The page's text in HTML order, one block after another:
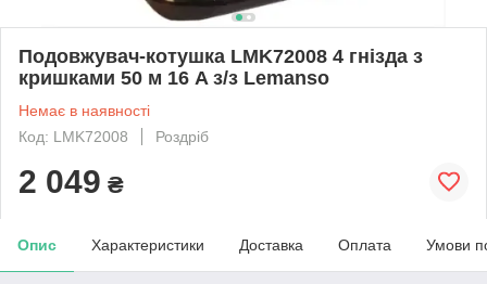
Подовжувач-котушка LMK72008 4 гнізда з
кришками 50 м 16 A з/з Lemanso
Немає в наявності
Код: LMK72008
Роздріб
2 049 ₴
Опис Характеристики Доставка Оплата Умови